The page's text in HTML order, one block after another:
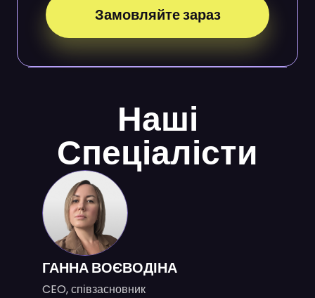
Замовляйте зараз
Наші
Спеціалісти
ГАННА ВОЄВОДІНА
CEO, співзасновник